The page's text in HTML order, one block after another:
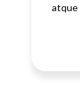
atque